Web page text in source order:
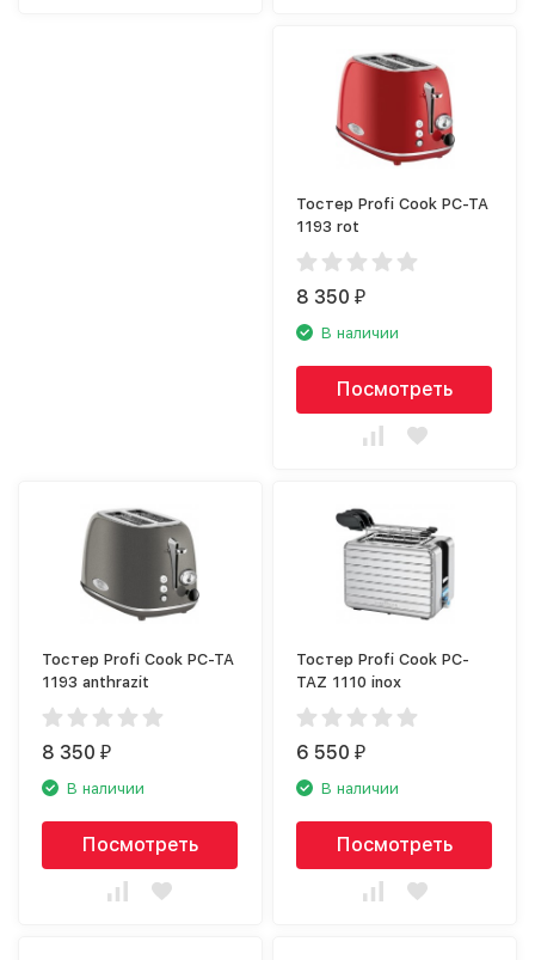
Тостер Profi Cook PC-TA
1193 rot
8 350₽
В наличии
Посмотреть
Тостер Profi Cook PC-TA
1193 anthrazit
8 350₽
В наличии
Посмотреть
Тостер Profi Cook PC-
TAZ 1110 inox
6 550₽
В наличии
Посмотреть